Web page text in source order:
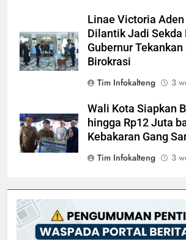
Linae Victoria Aden
Dilantik Jadi Sekda
Gubernur
Birokrasi
Tim Infokalteng
3
Wali Kota Siapkan
hingga Rp12 Juta
Kebakaran Gang
Tim Infokalteng
3